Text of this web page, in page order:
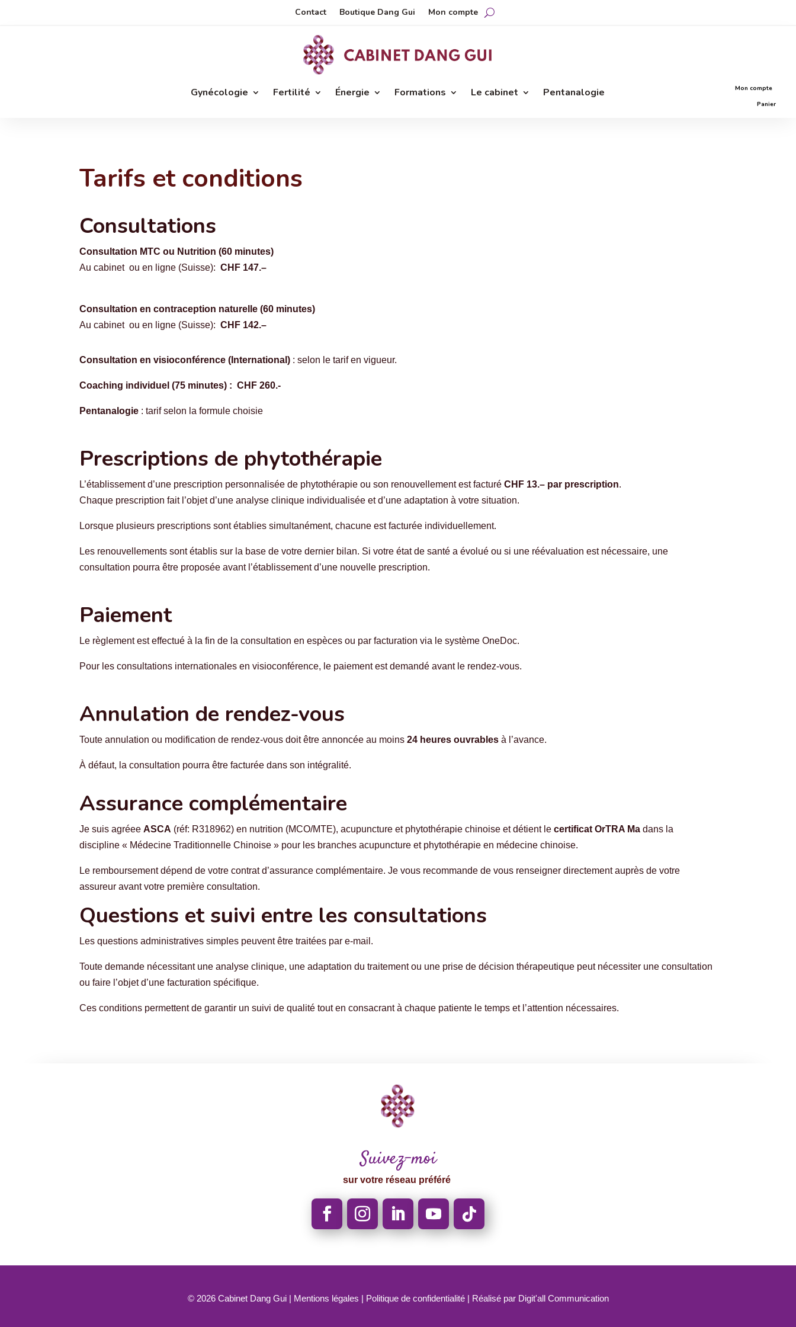
Contact Boutique Dang Gui Mon compte
Gynécologie Fertilité Énergie Formations Le cabinet Pentanalogie
Mon compte
Panier
Tarifs et conditions
Consultations
Consultation MTC ou Nutrition (60 minutes)
Au cabinet ou en ligne (Suisse):CHF 147.–
Consultation en contraception naturelle (60 minutes)
Au cabinet ou en ligne (Suisse): CHF 142.–
Consultation en visioconférence (International) : selon le tarif en vigueur.
Coaching individuel (75 minutes) : CHF 260.-
Pentanalogie : tarif selon la formule choisie
Prescriptions de phytothérapie
L’établissement d’une prescription personnalisée de phytothérapie ou son renouvellement est facturéCHF 13.– par prescription.
Chaque prescription fait l’objet d’une analyse clinique individualisée et d’une adaptation à votre situation.
Lorsque plusieurs prescriptions sont établies simultanément, chacune est facturée individuellement.
Les renouvellements sont établis sur la base de votre dernier bilan. Si votre état de santé a évolué ou si une réévaluation est nécessaire, une
consultation pourra être proposée avant l’établissement d’une nouvelle prescription.
Paiement
Le règlement est effectué à la fin de la consultation en espèces ou par facturation via le système OneDoc.
Pour les consultations internationales en visioconférence, le paiement est demandé avant le rendez-vous.
Annulation de rendez-vous
Toute annulation ou modification de rendez-vous doit être annoncée au moins24 heures ouvrables à l’avance.
À défaut, la consultation pourra être facturée dans son intégralité.
Assurance complémentaire
Je suis agréeeASCA (réf: R318962) en nutrition (MCO/MTE), acupuncture et phytothérapie chinoise et détient lecertificat OrTRA Ma dans la
discipline « Médecine Traditionnelle Chinoise » pour les branches acupuncture et phytothérapie en médecine chinoise.
Le remboursement dépend de votre contrat d’assurance complémentaire. Je vous recommande de vous renseigner directement auprès de votre
assureur avant votre première consultation.
Questions et suivi entre les consultations
Les questions administratives simples peuvent être traitées par e-mail.
Toute demande nécessitant une analyse clinique, une adaptation du traitement ou une prise de décision thérapeutique peut nécessiter une consultation
ou faire l’objet d’une facturation spécifique.
Ces conditions permettent de garantir un suivi de qualité tout en consacrant à chaque patiente le temps et l’attention nécessaires.
Suivez-moi
sur votre réseau préféré
© 2026Cabinet Dang Gui | Mentions légales | Politique de confidentialité| Réalisé par Digit'all Communication